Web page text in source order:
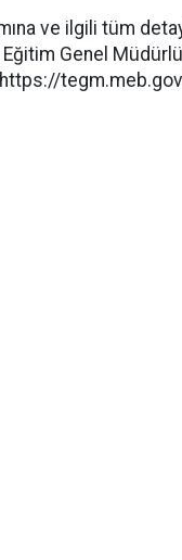
ve ilgili tüm
Eğitim Genel